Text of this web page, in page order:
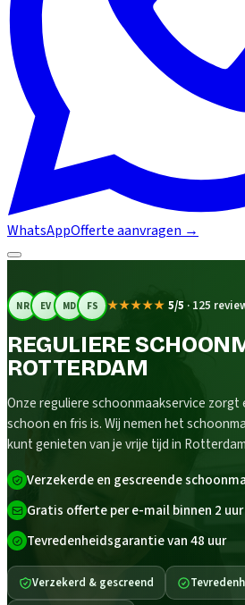
WhatsAppOfferte aanvragen →
NR EV MD FS ★★★★★ 5/5 · 125
REGULIERE
ROTTERDAM
Onze reguliere schoonmaakservice
schoon en fris is. Wij nemen het
kunt genieten van je vrije tijd in
Verzekerde en gescreende
Gratis offerte per e-mail binnen 2 uur
Tevredenheidsgarantie van 48 uur
Verzekerd & gescreend